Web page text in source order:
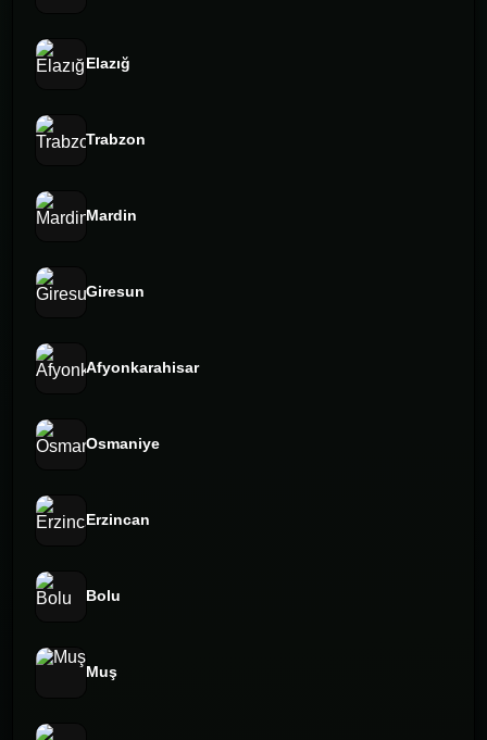
Elazığ
Trabzon
Mardin
Giresun
Afyonkarahisar
Osmaniye
Erzincan
Bolu
Muş